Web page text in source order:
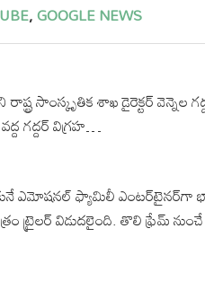
,GOOGLE NEWS
సాంస్కృతిక శాఖ డైరెక్టర్ వెన్నెల
గద్దర్ విగ్రహ…
ఎమోషనల్ ఫ్యామిలీ
ట్రైలర్ విడుదలైంది. తొలి ఫ్రేమ్